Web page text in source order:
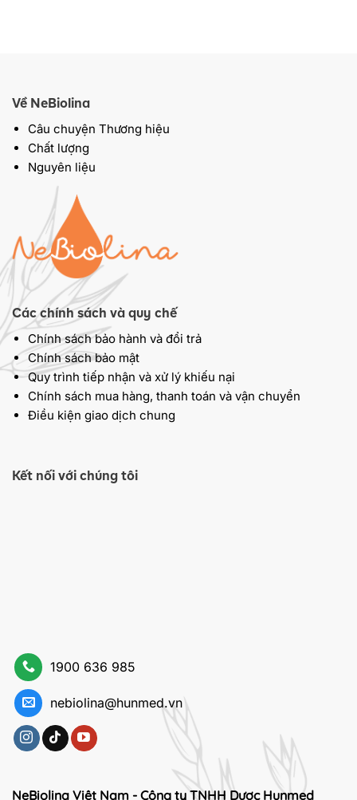
Về NeBiolina
Câu chuyện Thương hiệu
Chất lượng
Nguyên liệu
Các chính sách và quy chế
Chính sách bảo hành và đổi trả
Chính sách bảo mật
Quy trình tiếp nhận và xử lý khiếu nại
Chính sách mua hàng, thanh toán và vận chuyển
Điều kiện giao dịch chung
Kết nối với chúng tôi
1900 636 985
nebiolina@hunmed.vn
NeBiolina Việt Nam - Công ty TNHH Dược Hunmed